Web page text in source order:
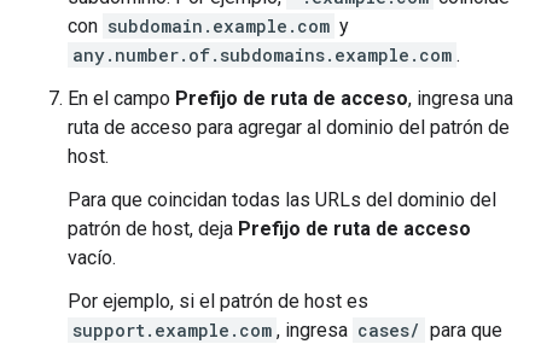
con subdomain.example.com y
any.number.of.subdomains.example.com .
En el campo Prefijo de ruta de acceso, ingresa una
ruta de acceso para agregar al dominio del patrón de
host.
Para que coincidan todas las URLs del dominio del
patrón de host, deja Prefijo de ruta de acceso
vacío.
Por ejemplo, si el patrón de host es
support.example.com , ingresa cases/ para que